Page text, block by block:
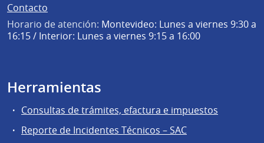
Contacto
Horario de atención: Montevideo: Lunes a viernes 9:30 a
16:15 / Interior: Lunes a viernes 9:15 a 16:00
Herramientas
Consultas de trámites, efactura e impuestos
Reporte de Incidentes Técnicos – SAC